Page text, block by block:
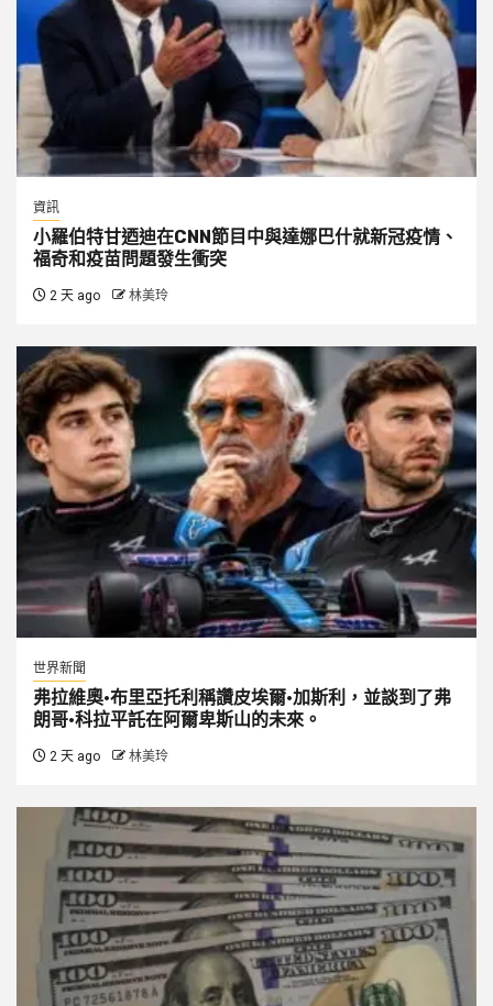
資訊
小羅伯特甘迺迪在CNN節目中與達娜巴什就新冠疫情、
福奇和疫苗問題發生衝突
2 天 ago 林美玲
世界新聞
弗拉維奧·布里亞托利稱讚皮埃爾·加斯利，並談到了弗
朗哥·科拉平託在阿爾卑斯山的未來。
2 天 ago 林美玲